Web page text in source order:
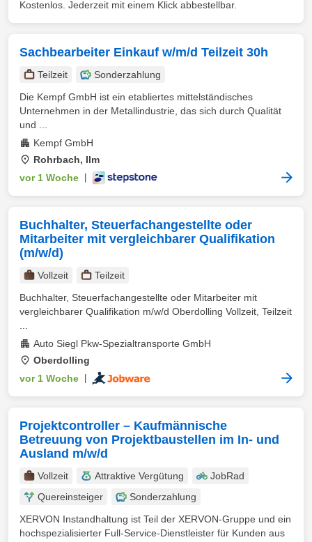
Kostenlos. Jederzeit mit einem Klick abbestellbar.
Sachbearbeiter Einkauf w/m/d Teilzeit 30h
Teilzeit
Sonderzahlung
Die Kempf GmbH ist ein etabliertes mittelständisches
Unternehmen in der Metallindustrie, das sich durch Qualität
und ...
Kempf GmbH
Rohrbach, Ilm
vor 1 Woche
Buchhalter, Steuerfachangestellte oder
Mitarbeiter mit vergleichbarer Qualifikation
(m/w/d)
Vollzeit
Teilzeit
Buchhalter, Steuerfachangestellte oder Mitarbeiter mit
vergleichbarer Qualifikation m/w/d Oberdolling Vollzeit, Teilzeit
Auto Siegl Pkw-Spezialtransporte GmbH
Oberdolling
vor 1 Woche
Projektcontroller – Kaufmännische
Betreuung von Projektbaustellen im In- und
Ausland m/w/d
Vollzeit Attraktive Vergütung
JobRad
Quereinsteiger
Sonderzahlung
XERVON Instandhaltung ist Teil der XERVON-Gruppe und ein
hochspezialisierter Full-Service-Dienstleister für Kunden aus